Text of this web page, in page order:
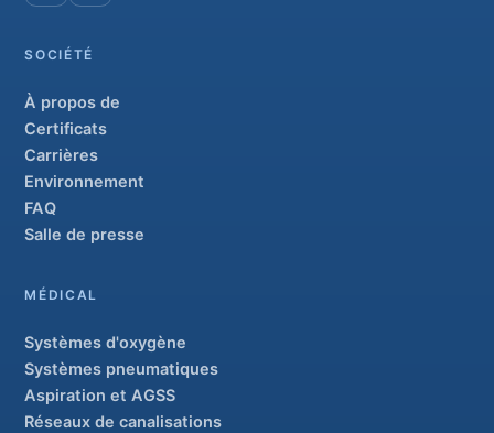
SOCIÉTÉ
À propos de
Certificats
Carrières
Environnement
FAQ
Salle de presse
MÉDICAL
Systèmes d'oxygène
Systèmes pneumatiques
Aspiration et AGSS
Réseaux de canalisations